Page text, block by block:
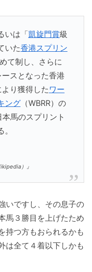
いは「凱旋門賞級
いた香港スプリン
て制し、さらに
スとなった香港
り獲得したワー
ング（WBRR）の
馬のスプリント
）』
いですし、その息子の
馬３勝目を上げたため
持つ方もおられるかも
は全て４着以下しかも